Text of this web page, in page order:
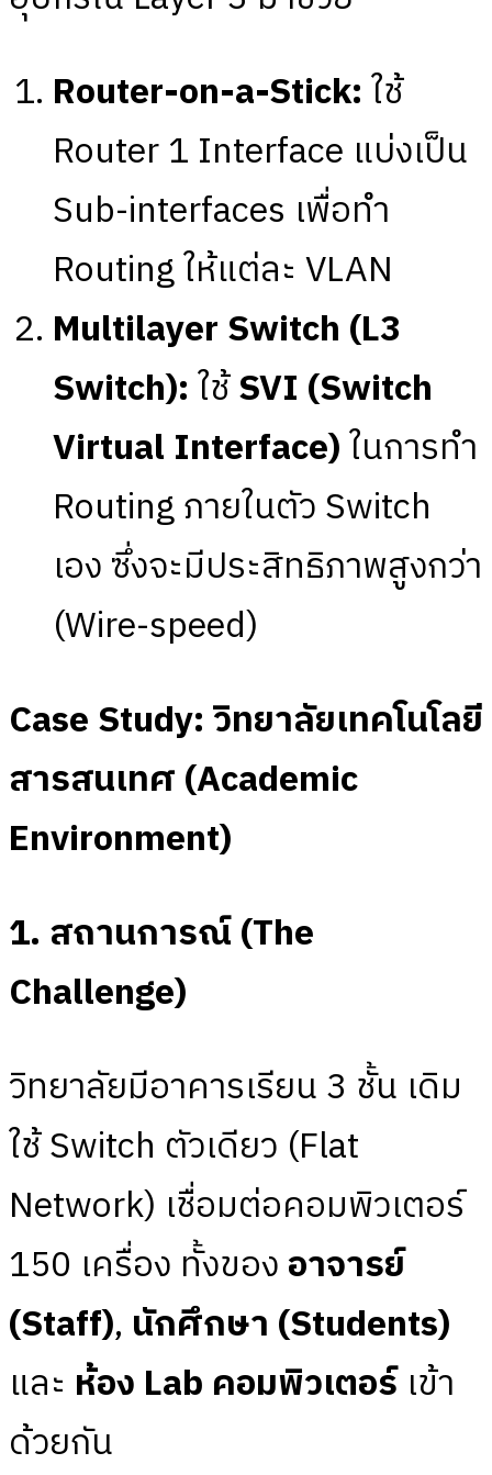
Router-on-a-Stick:ใช้
Router 1 Interface แบ่งเป็น
Sub-interfaces เพื่อทำ
Routing ให้แต่ละ VLAN
Multilayer Switch (L3
Switch):ใช้SVI (Switch
Virtual Interface)ในการทำ
Routing ภายในตัว Switch
เอง ซึ่งจะมีประสิทธิภาพสูงกว่า
(Wire-speed)
Case Study: วิทยาลัยเทคโนโลยี
สารสนเทศ (Academic
Environment)
1. สถานการณ์ (The
Challenge)
วิทยาลัยมีอาคารเรียน 3 ชั้น เดิม
ใช้ Switch ตัวเดียว (Flat
Network) เชื่อมต่อคอมพิวเตอร์
150 เครื่อง ทั้งของอาจารย์
(Staff), นักศึกษา (Students)
และ ห้อง Lab คอมพิวเตอร์เข้า
ด้วยกัน